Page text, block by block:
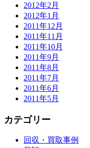
2012年2月
2012年1月
2011年12月
2011年11月
2011年10月
2011年9月
2011年8月
2011年7月
2011年6月
2011年5月
カテゴリー
回収・買取事例